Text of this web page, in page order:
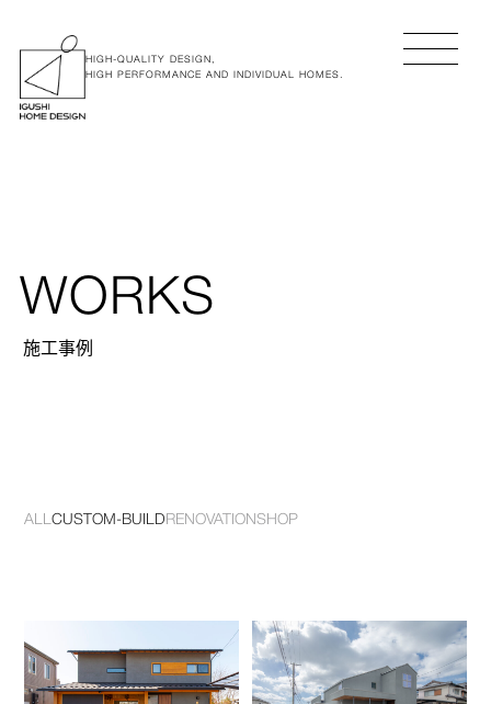
HIGH-QUALITY DESIGN,
HIGH PERFORMANCE AND INDIVIDUAL HOMES.
WORKS
施工事例
ALLCUSTOM-BUILD RENOVATIONSHOP